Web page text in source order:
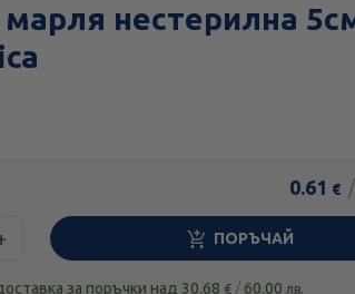
нестерилна
0.61 € /
ПОРЪЧАЙ
за поръчки над 30.68 € / 60.00 лв.